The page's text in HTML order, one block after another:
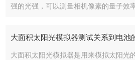
强的光强，可以测量相机像素的量子效
19...
大面积太阳光模拟器是用来模拟太阳光